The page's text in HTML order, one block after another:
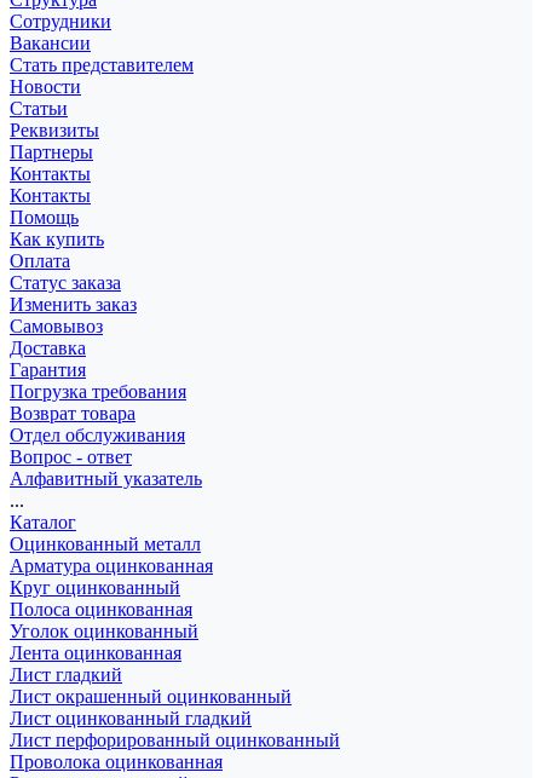
Сотрудники
Вакансии
Стать представителем
Новости
Статьи
Реквизиты
Партнеры
Контакты
Контакты
Помощь
Как купить
Оплата
Статус заказа
Изменить заказ
Самовывоз
Доставка
Гарантия
Погрузка требования
Возврат товара
Отдел обслуживания
Вопрос - ответ
Алфавитный указатель
...
Каталог
Оцинкованный металл
Арматура оцинкованная
Круг оцинкованный
Полоса оцинкованная
Уголок оцинкованный
Лента оцинкованная
Лист гладкий
Лист окрашенный оцинкованный
Лист оцинкованный гладкий
Лист перфорированный оцинкованный
Проволока оцинкованная